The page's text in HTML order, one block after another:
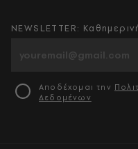
NEWSLETTER:
Αποδέχομαι την
Δεδομένων